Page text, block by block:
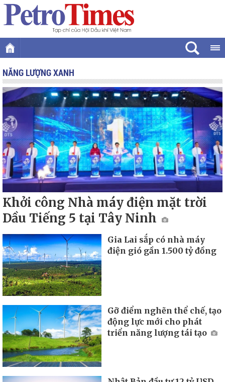
NĂNG LƯỢNG XANH
Khởi công Nhà máy điện mặt trời
Dầu Tiếng 5 tại Tây Ninh
Gia Lai sắp có nhà máy
điện gió gần 1.500 tỷ đồng
Gỡ điểm nghẽn thể chế, tạo
động lực mới cho phát
triển năng lượng tái tạo